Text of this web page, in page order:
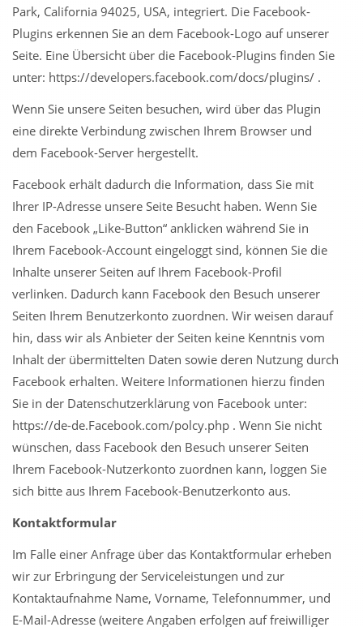
Park, California 94025, USA, integriert. Die Facebook-
Plugins erkennen Sie an dem Facebook-Logo auf unserer
Seite. Eine Übersicht über die Facebook-Plugins finden Sie
unter: https://developers.facebook.com/docs/plugins/ .
Wenn Sie unsere Seiten besuchen, wird über das Plugin
eine direkte Verbindung zwischen Ihrem Browser und
dem Facebook-Server hergestellt.
Facebook erhält dadurch die Information, dass Sie mit
Ihrer IP-Adresse unsere Seite Besucht haben. Wenn Sie
den Facebook „Like-Button“ anklicken während Sie in
Ihrem Facebook-Account eingeloggt sind, können Sie die
Inhalte unserer Seiten auf Ihrem Facebook-Profil
verlinken. Dadurch kann Facebook den Besuch unserer
Seiten Ihrem Benutzerkonto zuordnen. Wir weisen darauf
hin, dass wir als Anbieter der Seiten keine Kenntnis vom
Inhalt der übermittelten Daten sowie deren Nutzung durch
Facebook erhalten. Weitere Informationen hierzu finden
Sie in der Datenschutzerklärung von Facebook unter:
https://de-de.Facebook.com/polcy.php . Wenn Sie nicht
wünschen, dass Facebook den Besuch unserer Seiten
Ihrem Facebook-Nutzerkonto zuordnen kann, loggen Sie
sich bitte aus Ihrem Facebook-Benutzerkonto aus.
Kontaktformular
Im Falle einer Anfrage über das Kontaktformular erheben
wir zur Erbringung der Serviceleistungen und zur
Kontaktaufnahme Name, Vorname, Telefonnummer, und
E-Mail-Adresse (weitere Angaben erfolgen auf freiwilliger